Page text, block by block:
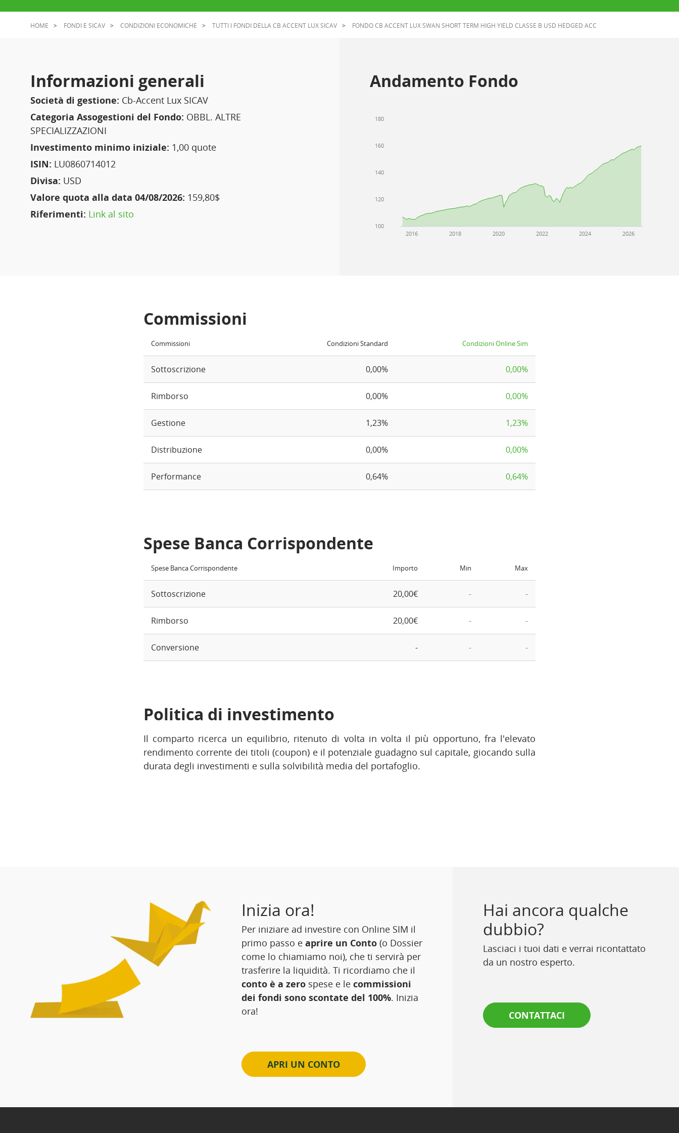
HOME FONDI E SICAV CONDIZIONI ECONOMICHE TUTTI I FONDI DELLA CB ACCENT LUX SICAV FONDO CB ACCENT LUX SWAN SHORT TERM HIGH YIELD CLASSE B USD HEDGED ACC
Informazioni generali
Società di gestione: Cb-Accent Lux SICAV
Categoria Assogestioni del Fondo: OBBL. ALTRE
SPECIALIZZAZIONI
Investimento minimo iniziale: 1,00 quote
ISIN: LU0860714012
Divisa: USD
Valore quota alla data 04/08/2026: 159,80$
Riferimenti: Link al sito
Andamento Fondo
2016 2018 2020 2022 2024 2026
100
120
140
160
180
Commissioni
Commissioni Condizioni Standard Condizioni Online Sim
Sottoscrizione 0,00% 0,00%
Rimborso 0,00% 0,00%
Gestione 1,23% 1,23%
Distribuzione 0,00% 0,00%
Performance 0,64% 0,64%
Spese Banca Corrispondente
Spese Banca Corrispondente Importo Min Max
Sottoscrizione 20,00€ - -
Rimborso 20,00€ - -
Conversione - - -
Politica di investimento
Il comparto ricerca un equilibrio, ritenuto di volta in volta il più opportuno, fra l'elevato
rendimento corrente dei titoli (coupon) e il potenziale guadagno sul capitale, giocando sulla
durata degli investimenti e sulla solvibilità media del portafoglio.
Inizia ora!
Per iniziare ad investire con Online SIM il
primo passo e aprire un Conto (o Dossier
come lo chiamiamo noi), che ti servirà per
trasferire la liquidità. Ti ricordiamo che il
conto è a zero spese e le commissioni
dei fondi sono scontate del 100%. Inizia
ora!
APRI UN CONTO
Hai ancora qualche
dubbio?
Lasciaci i tuoi dati e verrai ricontattato
da un nostro esperto.
CONTATTACI